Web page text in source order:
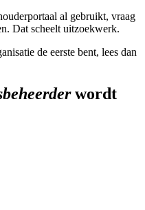
al gebruikt, vraag
Dat scheelt uitzoekwerk.
de eerste bent, lees dan
wordt